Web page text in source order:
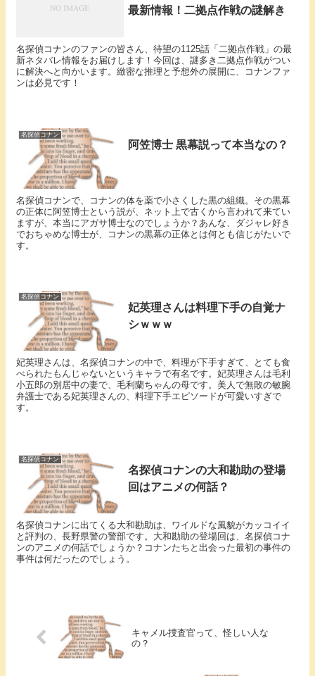
最新情報！二拠点作戦の謎解き
名探偵コナンのファンの皆さん、待望の1125話「二拠点作戦」の最
新ネタバレ情報をお届けします！今回は、謎多き二拠点作戦がつい
に解決へと向かいます。緻密な推理と予想外の展開に、コナンファ
ンは必見です！
名探偵コナン
阿笠博士 黒幕説って本当なの？
名探偵コナンで、コナンの体を薬で小さくした黒の組織。その黒幕
の正体に阿笠博士という説が、ネット上で古くから言われて来てい
ますが、本当にアガサ博士なのでしょうか？あんな、ダジャレ好き
でおちゃめな博士が、コナンの黒幕の正体とは何とも信じがたいで
す。
名探偵コナン
妃英理さんは料理下手の自覚ナ
シｗｗｗ
妃英理さんは、名探偵コナンの中で、料理が下手すぎて、とても食
べられたもんじゃないというキャラで有名です。妃英理さんは毛利
小五郎の別居中の妻で、毛利蘭ちゃんの母です。美人で無敗の敏腕
弁護士である妃英理さんの、料理下手エピソードが可愛いすぎで
す。
名探偵コナン
名探偵コナンの大和勘助の登場
回はアニメの何話？
名探偵コナンに出てくる大和勘助は、ワイルドな風貌がカッコイイ
と評判の、長野県警の警部です。大和勘助の登場回は、名探偵コナ
ンのアニメの何話でしょうか？コナンたちと出会った最初の事件の
事件は何だったのでしょう。
キャメル捜査官って、怪しい人な
の？